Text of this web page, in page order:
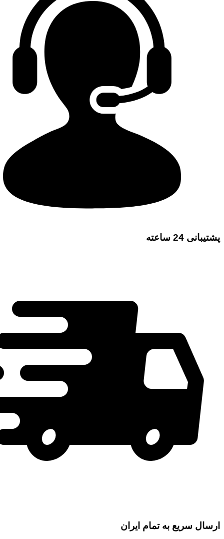
پشتیبانی 24 ساعته
ارسال سریع به تمام ایران